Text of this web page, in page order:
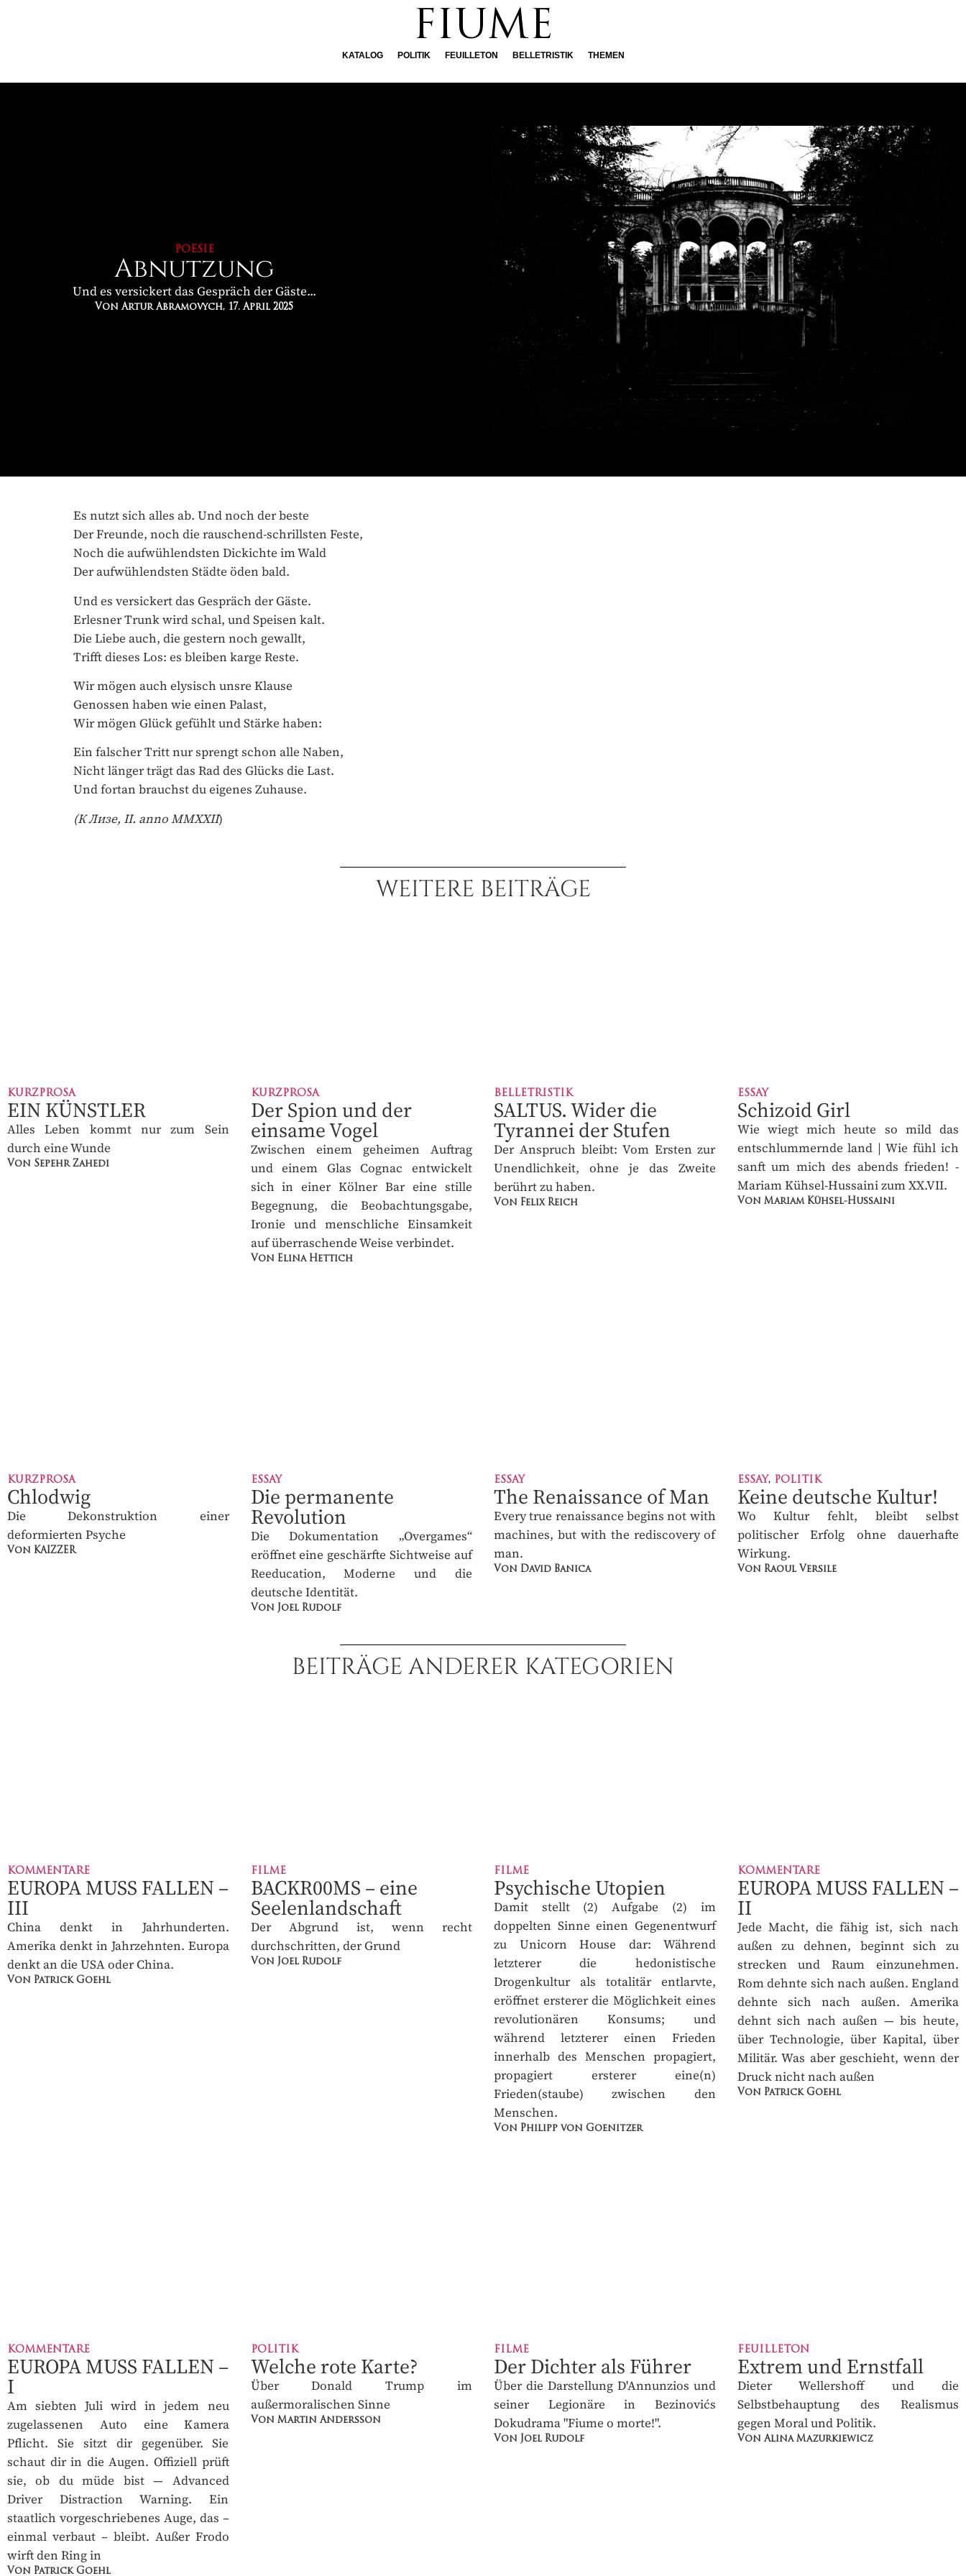
FIUME
KATALOG POLITIK FEUILLETON BELLETRISTIK THEMEN
POESIE
Abnutzung
Und es versickert das Gespräch der Gäste...
Von Artur Abramovych , 17. April 2025
Es nutzt sich alles ab. Und noch der beste
Der Freunde, noch die rauschend-schrillsten Feste,
Noch die aufwühlendsten Dickichte im Wald
Der aufwühlendsten Städte öden bald.
Und es versickert das Gespräch der Gäste.
Erlesner Trunk wird schal, und Speisen kalt.
Die Liebe auch, die gestern noch gewallt,
Trifft dieses Los: es bleiben karge Reste.
Wir mögen auch elysisch unsre Klause
Genossen haben wie einen Palast,
Wir mögen Glück gefühlt und Stärke haben:
Ein falscher Tritt nur sprengt schon alle Naben,
Nicht länger trägt das Rad des Glücks die Last.
Und fortan brauchst du eigenes Zuhause.
(К Лизе, II. anno MMXXII)
WEITERE BEITRÄGE
KURZPROSA
EIN KÜNSTLER
Alles Leben kommt nur zum Sein
durch eine Wunde
Von Sepehr Zahedi
KURZPROSA
Der Spion und der
einsame Vogel
Zwischen einem geheimen Auftrag
und einem Glas Cognac entwickelt
sich in einer Kölner Bar eine stille
Begegnung, die Beobachtungsgabe,
Ironie und menschliche Einsamkeit
auf überraschende Weise verbindet.
Von Elina Hettich
BELLETRISTIK
SALTUS. Wider die
Tyrannei der Stufen
Der Anspruch bleibt: Vom Ersten zur
Unendlichkeit, ohne je das Zweite
berührt zu haben.
Von Felix Reich
ESSAY
Schizoid Girl
Wie wiegt mich heute so mild das
entschlummernde land | Wie fühl ich
sanft um mich des abends frieden! -
Mariam Kühsel-Hussaini zum XX.VII.
Von Mariam Kühsel-Hussaini
KURZPROSA
Chlodwig
Die Dekonstruktion einer
deformierten Psyche
Von KAIZZER
ESSAY
Die permanente
Revolution
Die Dokumentation „Overgames“
eröffnet eine geschärfte Sichtweise
auf Reeducation, Moderne und die
deutsche Identität.
Von Joel Rudolf
ESSAY
The Renaissance of
Man
Every true renaissance begins not
with machines, but with the
rediscovery of man.
ESSAY,POLITIK
Keine deutsche Kultur!
Wo Kultur fehlt, bleibt selbst
politischer Erfolg ohne dauerhafte
Wirkung.
Von Raoul Versile
BEITRÄGE ANDERER KATEGORIEN
KOMMENTARE
EUROPA MUSS FALLEN
– III
China denkt in Jahrhunderten.
Amerika denkt in Jahrzehnten.
Europa denkt an die USA oder China.
Von Patrick Goehl
FILME
BACKR00MS – eine
Seelenlandschaft
Der Abgrund ist, wenn recht
durchschritten, der Grund
Von Joel Rudolf
FILME
Psychische Utopien
Damit stellt (2) Aufgabe (2) im
doppelten Sinne einen Gegenentwurf
zu Unicorn House dar: Während
letzterer die hedonistische
Drogenkultur als totalitär entlarvte,
eröffnet ersterer die Möglichkeit eines
revolutionären Konsums; und
während letzterer einen Frieden
innerhalb des Menschen propagiert,
propagiert ersterer eine(n)
Frieden(staube) zwischen den
Menschen.
Von Philipp von Goenitzer
KOMMENTARE
EUROPA MUSS FALLEN
– II
Jede Macht, die fähig ist, sich nach
außen zu dehnen, beginnt sich zu
strecken und Raum einzunehmen.
Rom dehnte sich nach außen.
England dehnte sich nach außen.
Amerika dehnt sich nach außen — bis
heute, über Technologie, über Kapital,
über Militär. Was aber geschieht,
wenn der Druck nicht nach außen
Von Patrick Goehl
KOMMENTARE
EUROPA MUSS FALLEN
– I
Am siebten Juli wird in jedem neu
zugelassenen Auto eine Kamera
Pflicht. Sie sitzt dir gegenüber. Sie
schaut dir in die Augen. Offiziell prüft
sie, ob du müde bist — Advanced
Driver Distraction Warning. Ein
staatlich vorgeschriebenes Auge, das
– einmal verbaut – bleibt. Außer Frodo
wirft den Ring in
Von Patrick Goehl
POLITIK
Welche rote Karte?
Über Donald Trump im
außermoralischen Sinne
Von Martin Andersson
FILME
Der Dichter als Führer
Über die Darstellung D'Annunzios und
seiner Legionäre in Bezinovićs
Dokudrama "Fiume o morte!".
Von Joel Rudolf
FEUILLETON
Extrem und Ernstfall
Dieter Wellershoff und die
Selbstbehauptung des Realismus
gegen Moral und Politik.
Von Alina Mazurkiewicz
DAS PRINT-ABONNEMENT
FIUME
MAGAZIN FÜR REINKULTUR
4 Ausgaben jährlich, frei Haus
Buchgeschenke & Zugaben